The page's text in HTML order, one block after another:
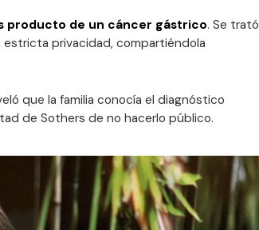
producto de un cáncer gástrico. Se trató
privacidad, compartiéndola
que la familia conocía el diagnóstico
de Sothers de no hacerlo público.